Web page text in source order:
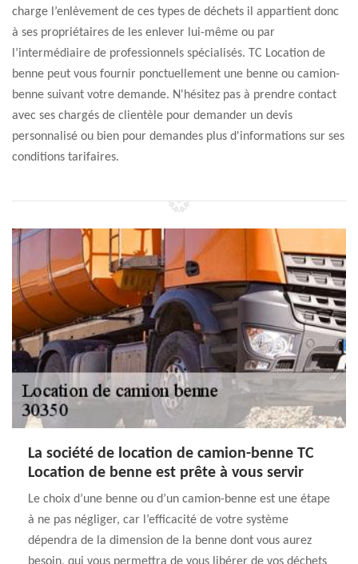
charge l’enlèvement de ces types de déchets il appartient donc
à ses propriétaires de les enlever lui-même ou par
l’intermédiaire de professionnels spécialisés. TC Location de
benne peut vous fournir ponctuellement une benne ou camion-
benne suivant votre demande. N'hésitez pas à prendre contact
avec ses chargés de clientèle pour demander un devis
personnalisé ou bien pour demandes plus d'informations sur ses
conditions tarifaires.
La société de location de camion-benne TC
Location de benne est prête à vous servir
Le choix d’une benne ou d’un camion-benne est une étape
à ne pas négliger, car l’efficacité de votre système
dépendra de la dimension de la benne dont vous aurez